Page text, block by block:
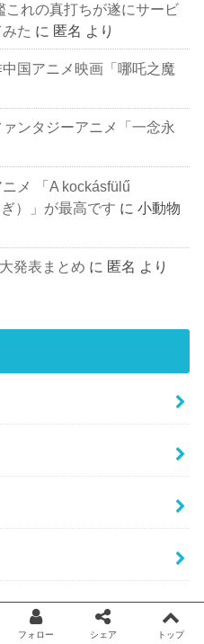
これの真打ちが遂にサービ
た に 匿名 より
国アニメ映画「哪吒之魔
ンタジーアニメ「一念永
メ 「A kockásfülű
）」が最高です に小動物
発表まとめ に 匿名 より
フォロー シェア トップ
facebook